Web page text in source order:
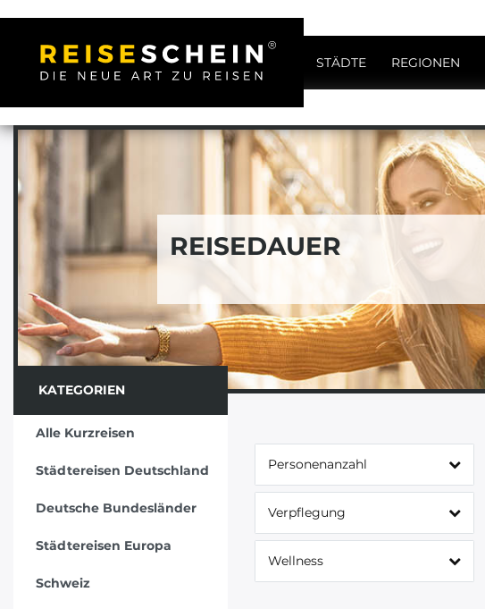
STÄDTE REGIONEN
REISEDAUER
KATEGORIEN
Alle Kurzreisen
Städtereisen Deutschland
Deutsche Bundesländer
Städtereisen Europa
Schweiz
Personenanzahl
Verpflegung
Wellness